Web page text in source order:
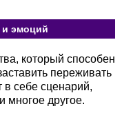
эмоций
который способен
переживать
себе сценарий,
многое другое.